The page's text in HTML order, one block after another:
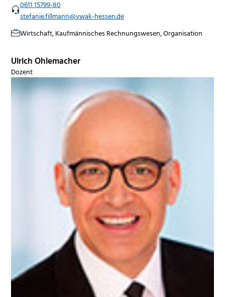
0611 15799-80
stefanie.fillmann@vwak-hessen.de
Wirtschaft, Kaufmännisches Rechnungswesen, Organisation
Ulrich Ohlemacher
Dozent